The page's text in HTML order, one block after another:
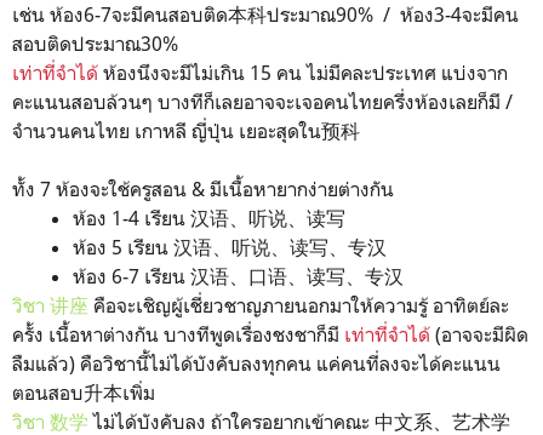
เช่น ห้อง6-7จะมีคนสอบติด本科ประมาณ90% / ห้อง3-4จะมีคน
สอบติดประมาณ30%
เท่าที่จำได้ ห้องนึงจะมีไม่เกิน 15 คน ไม่มีคละประเทศ แบ่งจาก
คะแนนสอบล้วนๆ บางทีก็เลยอาจจะเจอคนไทยครึ่งห้องเลยก็มี /
จำนวนคนไทย เกาหลี ญี่ปุ่น เยอะสุดใน预科
ทั้ง 7 ห้องจะใช้ครูสอน & มีเนื้อหายากง่ายต่างกัน
ห้อง 1-4 เรียน 汉语、听说、读写
ห้อง 5 เรียน 汉语、听说、读写、专汉
ห้อง 6-7 เรียน 汉语、口语、读写、专汉
วิชา 讲座 คือจะเชิญผู้เชี่ยวชาญภายนอกมาให้ความรู้ อาทิตย์ละ
ครั้ง เนื้อหาต่างกัน บางทีพูดเรื่องชงชาก็มี เท่าที่จำได้ (อาจจะมีผิด
ลืมแล้ว) คือวิชานี้ไม่ได้บังคับลงทุกคน แค่คนที่ลงจะได้คะแนน
ตอนสอบ升本เพิ่ม
วิชา 数学 ไม่ได้บังคับลง ถ้าใครอยากเข้าคณะ 中文系、艺术学